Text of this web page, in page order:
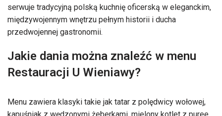
serwuje tradycyjną polską kuchnię oficerską w eleganckim,
międzywojennym wnętrzu pełnym historii i ducha
przedwojennej gastronomii.
Jakie dania można znaleźć w menu
Restauracji U Wieniawy?
Menu zawiera klasyki takie jak tatar z polędwicy wołowej,